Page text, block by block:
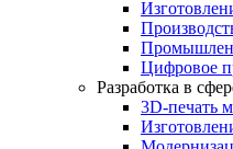
Цифровое
Разработка в
3D-печать